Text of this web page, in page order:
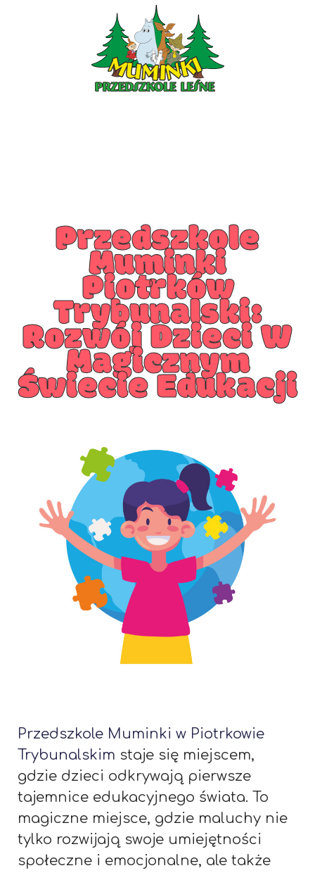
PRZEDSZKOLE PIOTRKÓW
PRZEDSZKOLE KLESZCZÓW
Przedszkole
Muminki
Piotrków
Trybunalski:
Rozwój Dzieci W
Magicznym
Świecie Edukacji
Przedszkole Muminki w Piotrkowie
Trybunalskim staje się miejscem,
gdzie dzieci odkrywają pierwsze
tajemnice edukacyjnego świata. To
magiczne miejsce, gdzie maluchy nie
tylko rozwijają swoje umiejętności
społeczne i emocjonalne, ale także